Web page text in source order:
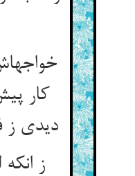
کار
دیدی ز
ز